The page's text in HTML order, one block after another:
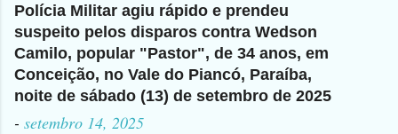
Polícia Militar agiu rápido e prendeu
suspeito pelos disparos contra Wedson
Camilo, popular "Pastor", de 34 anos, em
Conceição, no Vale do Piancó, Paraíba,
noite de sábado (13) de setembro de 2025
- setembro 14, 2025